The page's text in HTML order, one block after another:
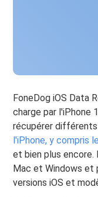
FoneDog iOS Data
charge par l'iPhone
récupérer
l'iPhone, y compris
et bien plus
Mac et Windows et
versions iOS et